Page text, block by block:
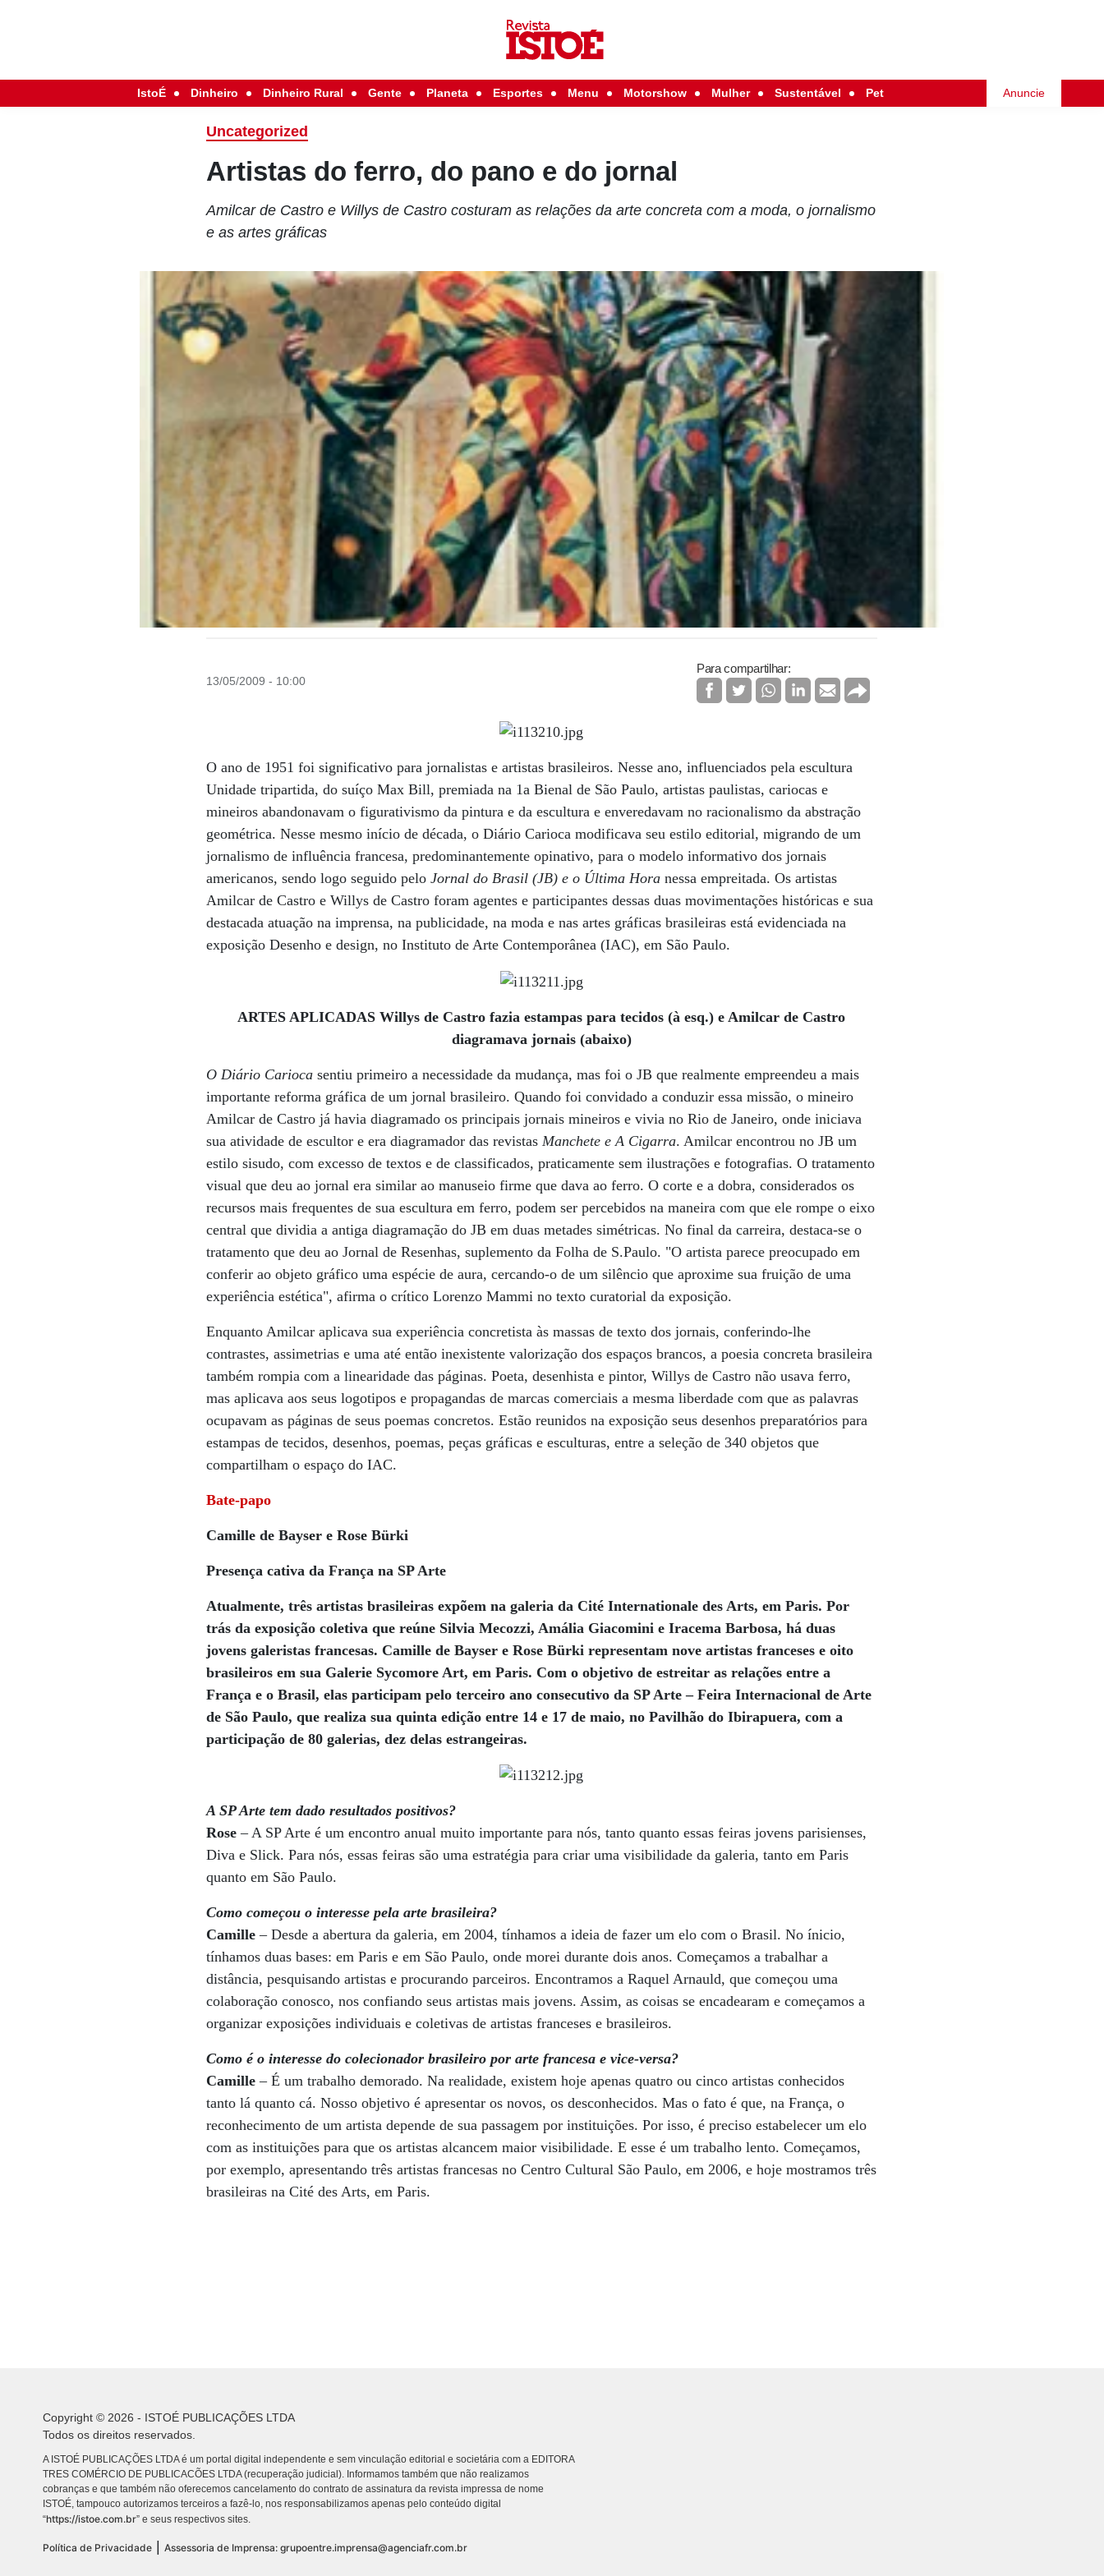
IstoÉ Dinheiro Dinheiro Rural Gente Planeta Esportes Menu Motorshow Mulher Sustentável Pet Anuncie
Uncategorized
Artistas do ferro, do pano e do jornal
Amilcar de Castro e Willys de Castro costuram as relações da arte concreta com a moda, o jornalismo
e as artes gráficas
13/05/2009 - 10:00
Para compartilhar:
O ano de 1951 foi significativo para jornalistas e artistas brasileiros. Nesse ano, influenciados pela escultura
Unidade tripartida, do suíço Max Bill, premiada na 1a Bienal de São Paulo, artistas paulistas, cariocas e
mineiros abandonavam o figurativismo da pintura e da escultura e enveredavam no racionalismo da abstração
geométrica. Nesse mesmo início de década, o Diário Carioca modificava seu estilo editorial, migrando de um
jornalismo de influência francesa, predominantemente opinativo, para o modelo informativo dos jornais
americanos, sendo logo seguido pelo Jornal do Brasil (JB) e o Última Hora nessa empreitada. Os artistas
Amilcar de Castro e Willys de Castro foram agentes e participantes dessas duas movimentações históricas e sua
destacada atuação na imprensa, na publicidade, na moda e nas artes gráficas brasileiras está evidenciada na
exposição Desenho e design, no Instituto de Arte Contemporânea (IAC), em São Paulo.
ARTES APLICADAS Willys de Castro fazia estampas para tecidos (à esq.) e Amilcar de Castro
diagramava jornais (abaixo)
O Diário Cariocasentiu primeiro a necessidade da mudança, mas foi o JB que realmente empreendeu a mais
importante reforma gráfica de um jornal brasileiro. Quando foi convidado a conduzir essa missão, o mineiro
Amilcar de Castro já havia diagramado os principais jornais mineiros e vivia no Rio de Janeiro, onde iniciava
sua atividade de escultor e era diagramador das revistas Manchete e A Cigarra. Amilcar encontrou no JB um
estilo sisudo, com excesso de textos e de classificados, praticamente sem ilustrações e fotografias. O tratamento
visual que deu ao jornal era similar ao manuseio firme que dava ao ferro. O corte e a dobra, considerados os
recursos mais frequentes de sua escultura em ferro, podem ser percebidos na maneira com que ele rompe o eixo
central que dividia a antiga diagramação do JB em duas metades simétricas. No final da carreira, destaca-se o
tratamento que deu ao Jornal de Resenhas, suplemento da Folha de S.Paulo. "O artista parece preocupado em
conferir ao objeto gráfico uma espécie de aura, cercando-o de um silêncio que aproxime sua fruição de uma
experiência estética", afirma o crítico Lorenzo Mammi no texto curatorial da exposição.
Enquanto Amilcar aplicava sua experiência concretista às massas de texto dos jornais, conferindo-lhe
contrastes, assimetrias e uma até então inexistente valorização dos espaços brancos, a poesia concreta brasileira
também rompia com a linearidade das páginas. Poeta, desenhista e pintor, Willys de Castro não usava ferro,
mas aplicava aos seus logotipos e propagandas de marcas comerciais a mesma liberdade com que as palavras
ocupavam as páginas de seus poemas concretos. Estão reunidos na exposição seus desenhos preparatórios para
estampas de tecidos, desenhos, poemas, peças gráficas e esculturas, entre a seleção de 340 objetos que
compartilham o espaço do IAC.
Bate-papo
Camille de Bayser e Rose Bürki
Presença cativa da França na SP Arte
Atualmente, três artistas brasileiras expõem na galeria da Cité Internationale des Arts, em Paris. Por
trás da exposição coletiva que reúne Silvia Mecozzi, Amália Giacomini e Iracema Barbosa, há duas
jovens galeristas francesas. Camille de Bayser e Rose Bürki representam nove artistas franceses e oito
brasileiros em sua Galerie Sycomore Art, em Paris. Com o objetivo de estreitar as relações entre a
França e o Brasil, elas participam pelo terceiro ano consecutivo da SP Arte – Feira Internacional de Arte
de São Paulo, que realiza sua quinta edição entre 14 e 17 de maio, no Pavilhão do Ibirapuera, com a
participação de 80 galerias, dez delas estrangeiras.
A SP Arte tem dado resultados positivos?
Rose – A SP Arte é um encontro anual muito importante para nós, tanto quanto essas feiras jovens parisienses,
Diva e Slick. Para nós, essas feiras são uma estratégia para criar uma visibilidade da galeria, tanto em Paris
quanto em São Paulo.
Como começou o interesse pela arte brasileira?
Camille– Desde a abertura da galeria, em 2004, tínhamos a ideia de fazer um elo com o Brasil. No ínicio,
tínhamos duas bases: em Paris e em São Paulo, onde morei durante dois anos. Começamos a trabalhar a
distância, pesquisando artistas e procurando parceiros. Encontramos a Raquel Arnauld, que começou uma
colaboração conosco, nos confiando seus artistas mais jovens. Assim, as coisas se encadearam e começamos a
organizar exposições individuais e coletivas de artistas franceses e brasileiros.
Como é o interesse do colecionador brasileiro por arte francesa e vice-versa?
Camille– É um trabalho demorado. Na realidade, existem hoje apenas quatro ou cinco artistas conhecidos
tanto lá quanto cá. Nosso objetivo é apresentar os novos, os desconhecidos. Mas o fato é que, na França, o
reconhecimento de um artista depende de sua passagem por instituições. Por isso, é preciso estabelecer um elo
com as instituições para que os artistas alcancem maior visibilidade. E esse é um trabalho lento. Começamos,
por exemplo, apresentando três artistas francesas no Centro Cultural São Paulo, em 2006, e hoje mostramos três
brasileiras na Cité des Arts, em Paris.
Copyright © 2026 - ISTOÉ PUBLICAÇÕES LTDA
Todos os direitos reservados.
A ISTOÉ PUBLICAÇÕES LTDA é um portal digital independente e sem vinculação editorial e societária com a EDITORA
TRES COMÉRCIO DE PUBLICACÕES LTDA (recuperação judicial). Informamos também que não realizamos
cobranças e que também não oferecemos cancelamento do contrato de assinatura da revista impressa de nome
ISTOÉ, tampouco autorizamos terceiros a fazê-lo, nos responsabilizamos apenas pelo conteúdo digital
“https://istoe.com.br” e seus respectivos sites.
Política de Privacidade Assessoria de Imprensa: grupoentre.imprensa@agenciafr.com.br